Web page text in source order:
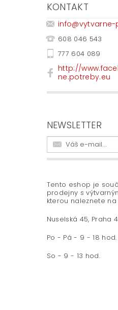
KONTAKT
info@vytvarne-
608 046 543
777 604 089
http://
ne.potreby.eu
NEWSLETTER
Tento eshop je
prodejny s
kterou naleznete
Nuselská 45, Praha 4
Po - Pá - 9 - 18 hod.
So - 9 - 13 hod.